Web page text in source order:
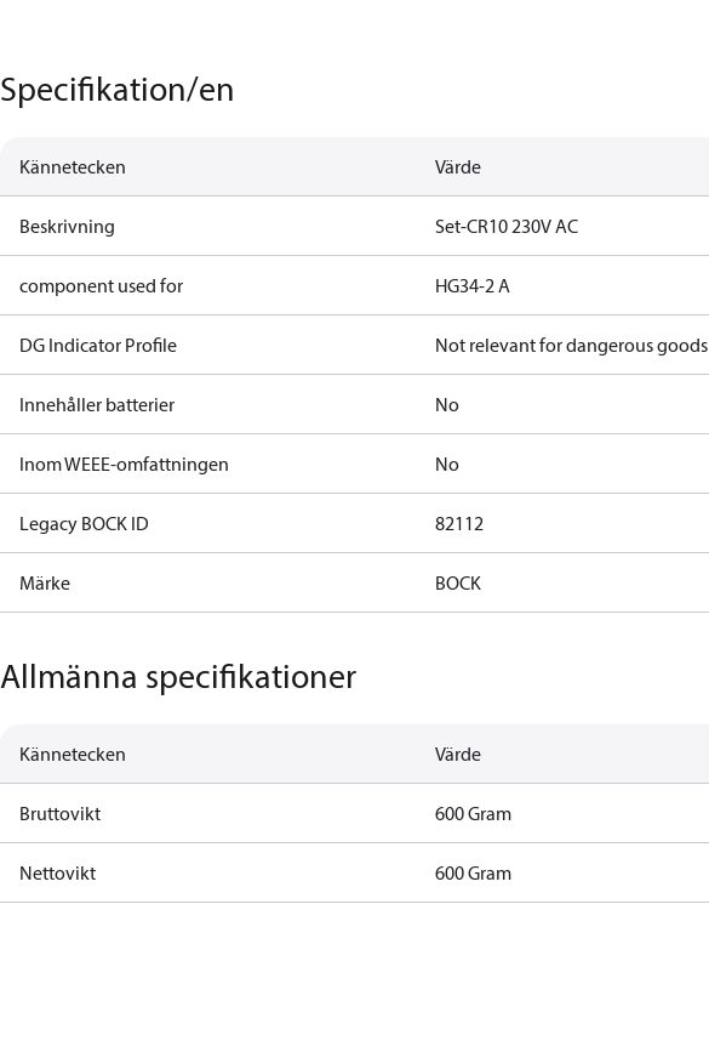
Specifikation/en
Kännetecken Värde
Beskrivning Set-CR10 230V AC
component used for HG34-2 A
DG Indicator Profile Not relevant for dangerous goods
Innehåller batterier No
Inom WEEE-omfattningen No
Legacy BOCK ID 82112
Märke BOCK
Allmänna specifikationer
Kännetecken Värde
Bruttovikt 600 Gram
Nettovikt 600 Gram